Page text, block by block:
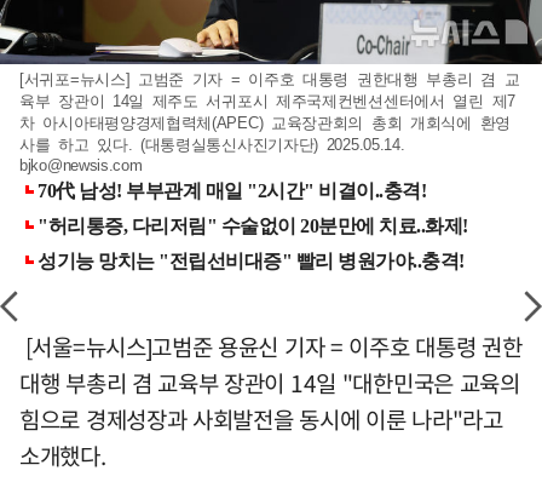
[서귀포=뉴시스] 고범준 기자 = 이주호 대통령 권한대행 부총리 겸 교
육부 장관이 14일 제주도 서귀포시 제주국제컨벤션센터에서 열린 제7
차 아시아태평양경제협력체(APEC) 교육장관회의 총회 개회식에 환영
사를 하고 있다. (대통령실통신사진기자단) 2025.05.14.
bjko@newsis.com
[서울=뉴시스]고범준 용윤신 기자 = 이주호 대통령 권한
대행 부총리 겸 교육부 장관이 14일 "대한민국은 교육의
힘으로 경제성장과 사회발전을 동시에 이룬 나라"라고
소개했다.